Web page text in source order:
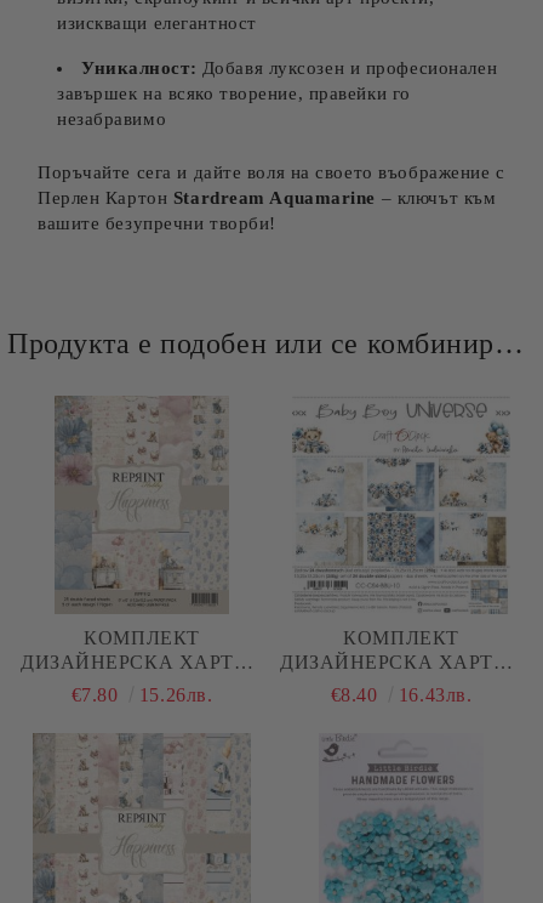
изискващи елегантност
Уникалност: Добавя луксозен и професионален
завършек на всяко творение, правейки го
незабравимо
Поръчайте сега и дайте воля на своето въображение с
Перлен Картон Stardream Aquamarine – ключът към
вашите безупречни творби!
Продукта е подобен или се комбинира добре и със следните продукти :
КОМПЛЕКТ
ДИЗАЙНЕРСКА ХАРТИЯ
- HAPPINESS BABY - 25
€7.80 15.26лв.
КОМПЛЕКТ
ДИЗАЙНЕРСКА ХАРТИЯ
- BABY BOY UNIVERSE -
€8.40 16.43лв.